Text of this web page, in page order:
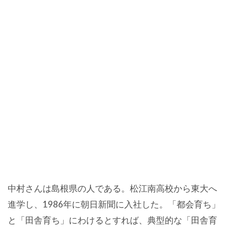
中村さんは島根県の人である。松江南高校から東大へ
進学し、1986年に朝日新聞に入社した。「都会育ち」
と「田舎育ち」にわけるとすれば、典型的な「田舎育